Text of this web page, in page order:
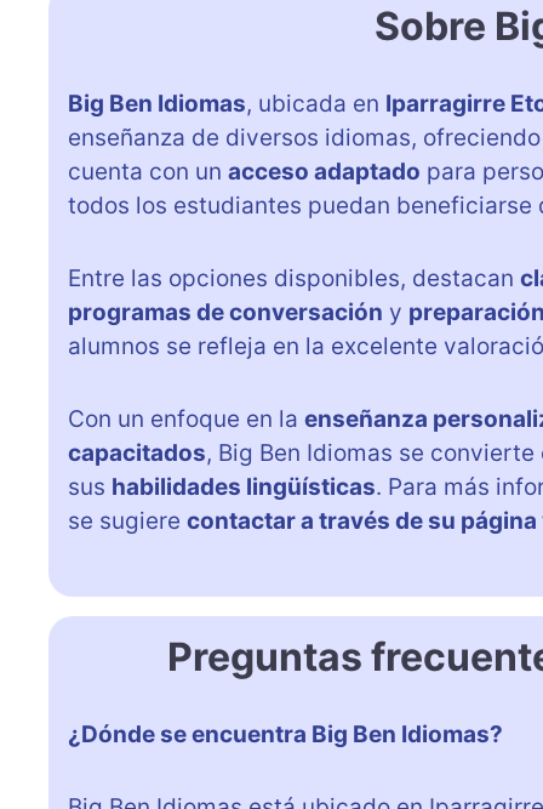
Sobre
Big Ben Idiomas, ubicada en Iparragirre
enseñanza de diversos idiomas,
cuenta con un acceso adaptado para
todos los estudiantes puedan beneficiarse
Entre las opciones disponibles, destacan
programas de conversación y
alumnos se refleja en la excelente
Con un enfoque en la enseñanza
capacitados, Big Ben Idiomas se
sus habilidades lingüísticas. Para más
se sugiere contactar a través de su página
Preguntas
¿Dónde se encuentra Big Ben Idiomas?